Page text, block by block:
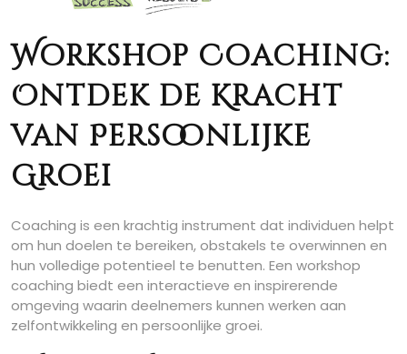
Workshop Coaching:
Ontdek de Kracht
van Persoonlijke
Groei
Coaching is een krachtig instrument dat individuen helpt
om hun doelen te bereiken, obstakels te overwinnen en
hun volledige potentieel te benutten. Een workshop
coaching biedt een interactieve en inspirerende
omgeving waarin deelnemers kunnen werken aan
zelfontwikkeling en persoonlijke groei.